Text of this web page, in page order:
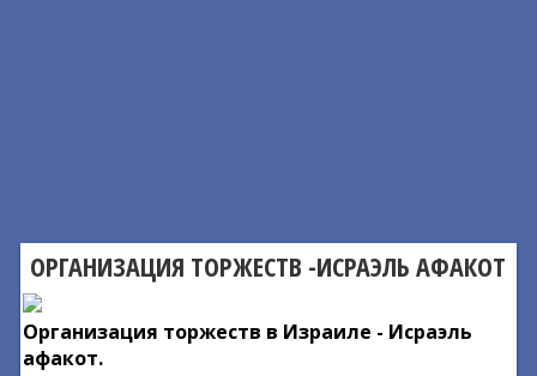
ОРГАНИЗАЦИЯ ТОРЖЕСТВ -ИСРАЭЛЬ АФАКОТ
Организация торжеств в Израиле - Исраэль
афакот.